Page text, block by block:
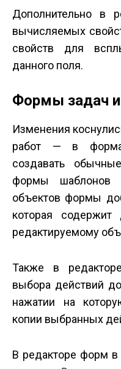
Дополнительно в
вычисляемых
свойств для
данного поля.
Формы задач
Изменения
работ — в
создавать
формы шаблонов
объектов формы
которая содержит
редактируемому
Также в
выбора действий
нажатии на
копии выбранных
В редакторе форм в